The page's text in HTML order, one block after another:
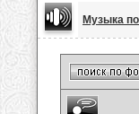
Музыка